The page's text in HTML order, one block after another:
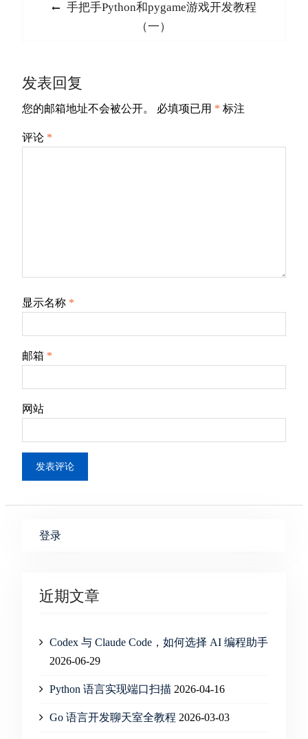
Previous
手把手Python和pygame游戏开发教程
（一）
发表回复
您的邮箱地址不会被公开。 必填项已用 * 标注
评论 *
显示名称 *
邮箱 *
网站
登录
近期文章
Codex 与 Claude Code，如何选择 AI 编程助手
2026-06-29
Python 语言实现端口扫描 2026-04-16
Go 语言开发聊天室全教程 2026-03-03